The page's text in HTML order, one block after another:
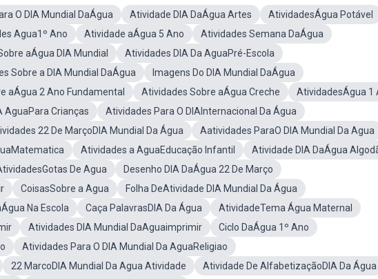
O DIA Mundial DaÁgua Atividade DIA DaÁgua Artes
AtividadesÁgua Potável
Agua1º Ano Atividade aÁgua 5 Ano
Atividades Semana DaÁgua
aÁgua DIA Mundial
Atividades DIA Da AguaPré-Escola
Sobre a DIA Mundial DaÁgua
Imagens Do DIA Mundial DaÁgua
aÁgua 2 Ano Fundamental Atividades Sobre aÁgua Creche
AtividadesÁgua 1
AguaPara Crianças
Atividades Para O DIAInternacional Da Água
22 De MarçoDIA Mundial Da Água
Aatividades ParaO DIA Mundial Da Agua
Atividades a AguaEducação Infantil
Atividade DIA DaÁgua
De Agua
Desenho DIA DaÁgua 22 De Março
CoisasSobre a Agua
Folha DeAtividade DIA Mundial Da Água
Na Escola Caça PalavrasDIA Da Água
AtividadeTema Água Maternal
Atividades DIA Mundial DaAguaimprimir
Ciclo DaÁgua 1º Ano
Atividades Para O DIA Mundial Da AguaReligiao
22 MarcoDIA Mundial Da Agua Atividade
Atividade De AlfabetizaçãoDIA Da Água